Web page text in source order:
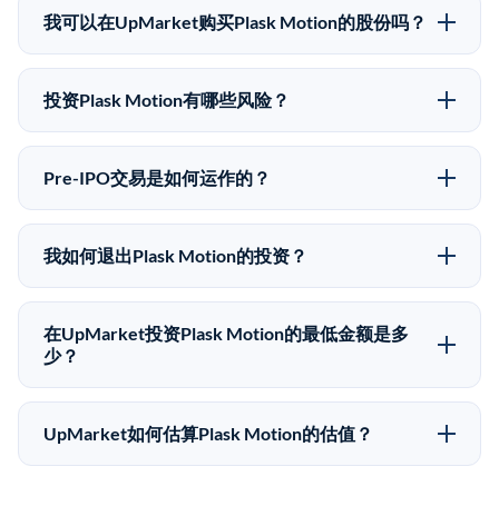
最近的已知股价来自其最近一轮融资。 二级市场上的
格有所不同。
我可以在UpMarket购买Plask Motion的股份吗？
可以。合格投资者可以通过填写本页表单或在
upmarket.co创建账户来表达对Plask Motion股份的投资
为50,000美元。UpMarket是FINRA注册的经纪交易
商，自2019年以来已经纪超过5亿美元的另类投资。
投资Plask Motion有哪些风险？
Pre-IPO投资存在重大风险。Plask Motion的股份流动性
低，意味着没有公开市场可以快速出售。不存在确定的
应做好可能全部损失的准备。私有公司的估值在融资轮
次之间可能大幅波动。投资者应在投资前咨询其财务顾
Pre-IPO交易是如何运作的？
在Pre-IPO交易中，合格投资者通过二级市场平台从现有
股东（如员工、早期投资者或其他持有人）处购买股
为FINRA注册的经纪交易商促成这些交易，代表双方处
理合规、文件和结算事宜。
我如何退出Plask Motion的投资？
Pre-IPO持股主要有两种退出途径：在二级市场将股份出
售给其他买家，或持有直到公司完成IPO或被收购。两
种途径都受限于转让限制、公司批准（优先购买权）和
做好多年持有的准备。
在UpMarket投资Plask Motion的最低金额是多
少？
UpMarket上大多数Pre-IPO产品的最低投资金额为
50,000美元。具体金额可能因产品和股份供应情况而有
UpMarket如何估算Plask Motion的估值？